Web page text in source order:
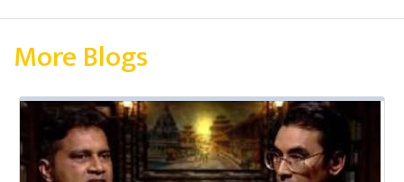
More Blogs